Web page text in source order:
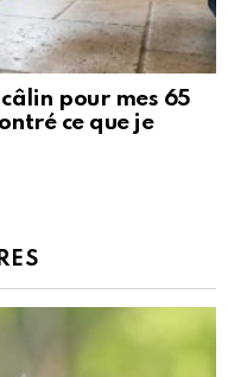
pour mes 65
ce que je